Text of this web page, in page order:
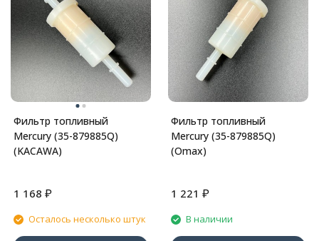
Фильтр топливный
Mercury (35-879885Q)
(KACAWA)
1 168 ₽
Осталось несколько штук
Фильтр топливный
Mercury (35-879885Q)
(Omax)
1 221 ₽
В наличии